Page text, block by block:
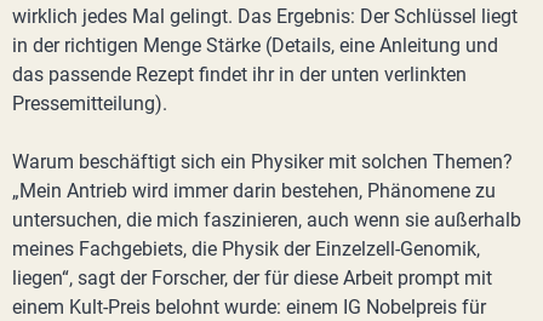
wirklich jedes Mal gelingt. Das Ergebnis: Der Schlüssel liegt
in der richtigen Menge Stärke (Details, eine Anleitung und
das passende Rezept findet ihr in der unten verlinkten
Pressemitteilung).
Warum beschäftigt sich ein Physiker mit solchen Themen?
„Mein Antrieb wird immer darin bestehen, Phänomene zu
untersuchen, die mich faszinieren, auch wenn sie außerhalb
meines Fachgebiets, die Physik der Einzelzell-Genomik,
liegen“, sagt der Forscher, der für diese Arbeit prompt mit
einem Kult-Preis belohnt wurde: einem IG Nobelpreis für